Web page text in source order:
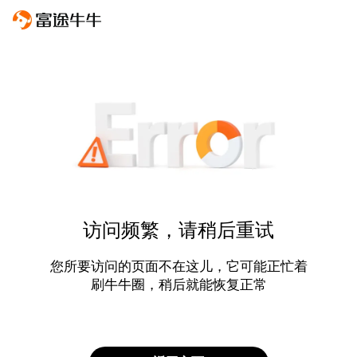
访问频繁，请稍后重试
您所要访问的页面不在这儿，它可能正忙着
刷牛牛圈，稍后就能恢复正常